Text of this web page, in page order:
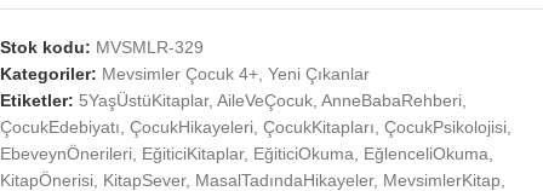
Stok kodu: MVSMLR-329
Kategoriler: Mevsimler Çocuk 4+ Yeni Çıkanlar
Etiketler: 5YaşÜstüKitaplar, AileVeÇocuk AnneBabaRehberi
ÇocukEdebiyatı ÇocukHikayeleri ÇocukKitapları ÇocukPsikolojisi
EbeveynÖnerileri EğiticiKitaplar, EğiticiOkuma EğlenceliOkuma
KitapÖnerisi KitapSever, MasalTadındaHikayeler, MevsimlerKitap